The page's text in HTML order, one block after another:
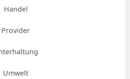
Handel
Provider
Umwelt